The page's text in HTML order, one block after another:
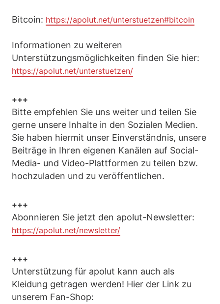
Bitcoin: https://apolut.net/unterstuetzen#bitcoin
Informationen zu weiteren
Unterstützungsmöglichkeiten finden Sie hier:
https://apolut.net/unterstuetzen/
+++
Bitte empfehlen Sie uns weiter und teilen Sie
gerne unsere Inhalte in den Sozialen Medien.
Sie haben hiermit unser Einverständnis, unsere
Beiträge in Ihren eigenen Kanälen auf Social-
Media- und Video-Plattformen zu teilen bzw.
hochzuladen und zu veröffentlichen.
+++
Abonnieren Sie jetzt den apolut-Newsletter:
https://apolut.net/newsletter/
+++
Unterstützung für apolut kann auch als
Kleidung getragen werden! Hier der Link zu
unserem Fan-Shop: